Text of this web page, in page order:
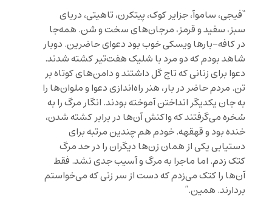
“فیجی، ساموآ، جزایر کوک، پیتکرن، تاهیتی، دریای
سبز، سفید و قرمز، مرجان‌های سخت و شن. همه‌جا
در کافه‌-‌بارها ویسکی خوب بود دعوای حاضرین. دوبار
شاهد بودم که دو مرد با شلیک هفت‌تیر کشته شدند.
دعوا برای زنانی که تاج گل داشتند و دامن‌های کوتاه بر
تن. مردم حاضر در بار، هنر راه‌اندازی دعوا و ملوان‌ها را
به جان یکدیگر انداختن آموخته بودند. انگار مرگ را به
سُخره می‌گرفتند که واکنش آن‌ها در برابر کشته شدن،
خنده بود و قهقهه. خودم هم چندین مرتبه برای
دستیابی یکی از همان زن‌ها دیگران را در حد مرگ
کتک زدم. اما ماجرا به مرگ و آسیب جدی نشد. فقط
آن‌ها را کتک می‌زدم که دست از سر زنی که می‌خواستم
بردارند. همین.”